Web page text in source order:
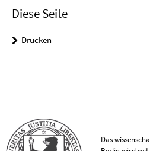
Diese Seite
Drucken
Das